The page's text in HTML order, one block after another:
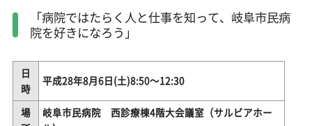
「病院ではたらく人と仕事を知って、岐阜市民病
院を好きになろう」
日
時
平成28年8月6日(土)8:50～12:30
場
岐阜市民病院 西診療棟4階大会議室（サルビアホー